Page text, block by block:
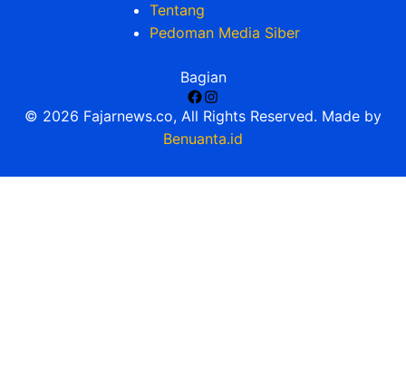
Tentang
Pedoman Media Siber
Bagian
Facebook
Instagram
© 2026 Fajarnews.co, All Rights Reserved. Made by
Benuanta.id